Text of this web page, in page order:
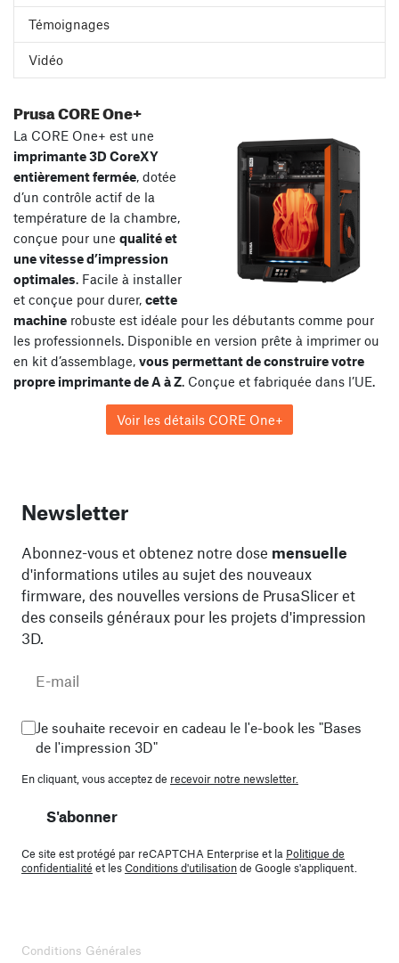
Témoignages
Vidéo
Prusa CORE One+
La CORE One+ est une
imprimante 3D CoreXY
entièrement fermée, dotée
d’un contrôle actif de la
température de la chambre,
conçue pour une qualité et
une vitesse d’impression
optimales. Facile à installer
et conçue pour durer, cette
machine robuste est idéale pour les débutants comme pour
les professionnels. Disponible en version prête à imprimer ou
en kit d’assemblage, vous permettant de construire votre
propre imprimante de A à Z. Conçue et fabriquée dans l’UE.
Voir les détails CORE One+
Newsletter
Abonnez-vous et obtenez notre dose mensuelle
d'informations utiles au sujet des nouveaux
firmware, des nouvelles versions de PrusaSlicer et
des conseils généraux pour les projets d'impression
3D.
Je souhaite recevoir en cadeau le l'e-book les "Bases
de l'impression 3D"
En cliquant, vous acceptez de recevoir notre newsletter.
S'abonner
Ce site est protégé par reCAPTCHA Enterprise et la Politique de
confidentialité et lesConditions d'utilisationde Google s'appliquent.
Conditions Générales